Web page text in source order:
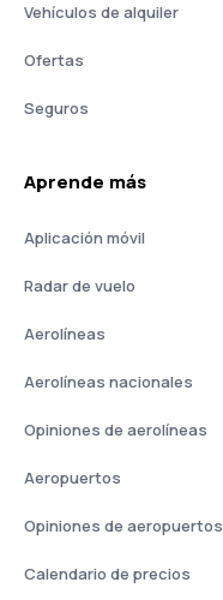
Vehículos de alquiler
Ofertas
Seguros
Aprende más
Aplicación móvil
Radar de vuelo
Aerolíneas
Aerolíneas nacionales
Opiniones de aerolíneas
Aeropuertos
Opiniones de aeropuertos
Calendario de precios